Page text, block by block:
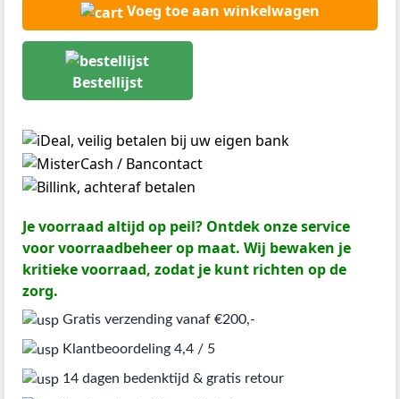
Voeg toe aan winkelwagen
Bestellijst
Je voorraad altijd op peil? Ontdek onze service
voor voorraadbeheer op maat. Wij bewaken je
kritieke voorraad, zodat je kunt richten op de
zorg.
Gratis verzending vanaf €200,-
Klantbeoordeling 4,4 / 5
14 dagen bedenktijd & gratis retour